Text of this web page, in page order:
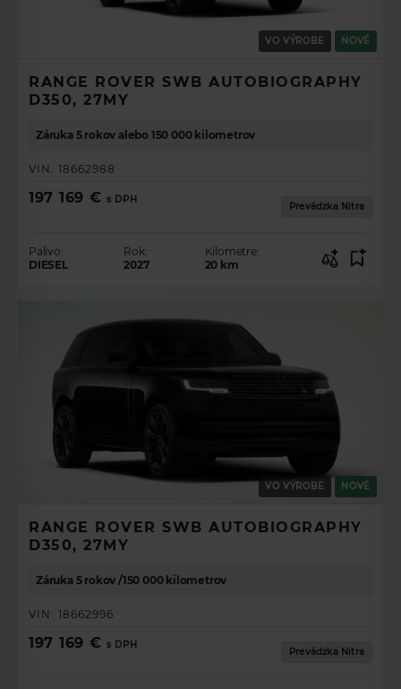
VO VÝROBE NOVÉ
RANGE ROVER SWB AUTOBIOGRAPHY
D350, 27MY
Záruka 5 rokov alebo 150 000 kilometrov
VIN: 18662988
197 169 € s DPH
Prevádzka Nitra
Palivo:
DIESEL
Rok:
2027
Kilometre:
20 km
VO VÝROBE NOVÉ
RANGE ROVER SWB AUTOBIOGRAPHY
D350, 27MY
Záruka 5 rokov /150 000 kilometrov
VIN: 18662996
197 169 € s DPH
Prevádzka Nitra